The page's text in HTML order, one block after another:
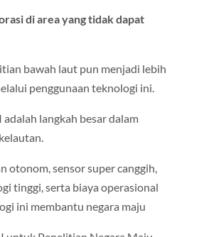
di area yang tidak dapat
bawah laut pun menjadi lebih
penggunaan teknologi ini.
langkah besar dalam
otonom, sensor super canggih,
tinggi, serta biaya operasional
ini membantu negara maju